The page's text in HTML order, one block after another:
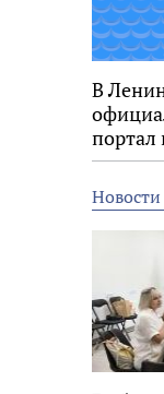
В
портал
Новости